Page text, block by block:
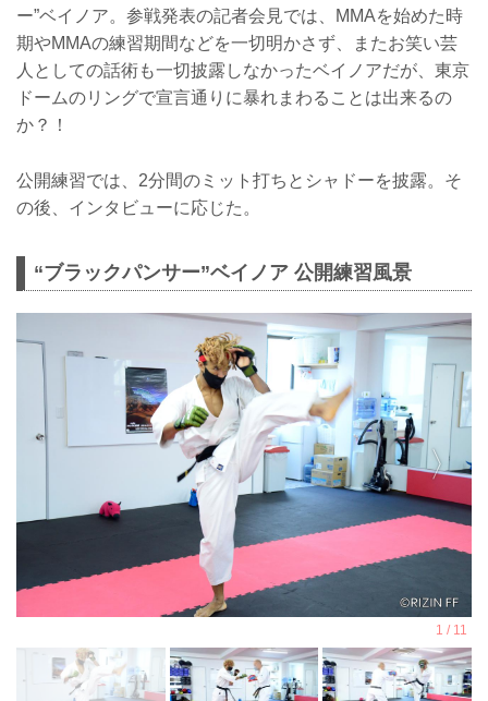
ー”ベイノア。参戦発表の記者会見では、MMAを始めた時
期やMMAの練習期間などを一切明かさず、またお笑い芸
人としての話術も一切披露しなかったベイノアだが、東京
ドームのリングで宣言通りに暴れまわることは出来るの
か？！
公開練習では、2分間のミット打ちとシャドーを披露。そ
の後、インタビューに応じた。
“ブラックパンサー”ベイノア 公開練習風景